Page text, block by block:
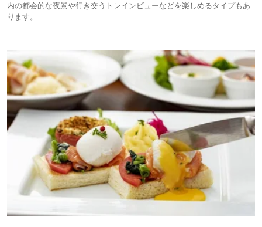
内の都会的な夜景や行き交うトレインビューなどを楽しめるタイプもあ
ります。